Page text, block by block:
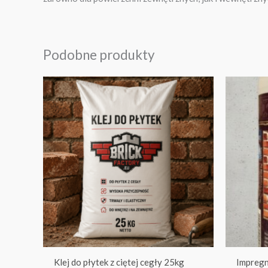
Podobne produkty
Klej do płytek z ciętej cegły 25kg